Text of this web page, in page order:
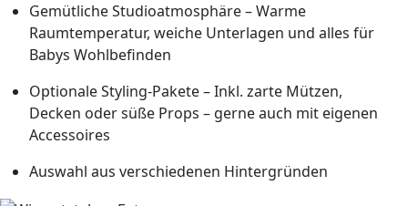
Gemütliche Studioatmosphäre– Warme
Raumtemperatur, weiche Unterlagen und alles für
Babys Wohlbefinden
Optionale Styling-Pakete– Inkl. zarte Mützen,
Decken oder süße Props – gerne auch mit eigenen
Accessoires
Auswahl aus verschiedenen Hintergründen